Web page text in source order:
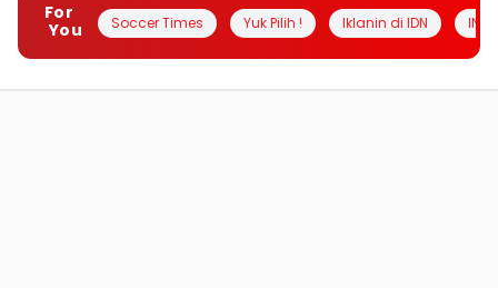
For
You
Soccer Times Yuk Pilih ! Iklanin di IDN